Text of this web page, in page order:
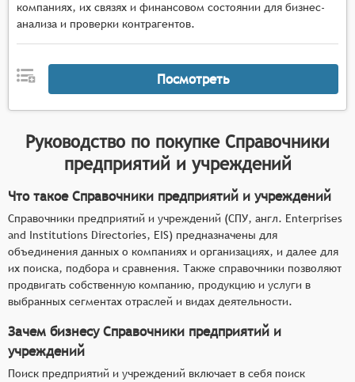
компаниях, их связях и финансовом состоянии для бизнес-
анализа и проверки контрагентов.
Посмотреть
Руководство по покупке Справочники
предприятий и учреждений
Что такое Справочники предприятий и учреждений
Справочники предприятий и учреждений (СПУ, англ. Enterprises
and Institutions Directories, EIS) предназначены для
объединения данных о компаниях и организациях, и далее для
их поиска, подбора и сравнения. Также справочники позволяют
продвигать собственную компанию, продукцию и услуги в
выбранных сегментах отраслей и видах деятельности.
Зачем бизнесу Справочники предприятий и
учреждений
Поиск предприятий и учреждений включает в себя поиск